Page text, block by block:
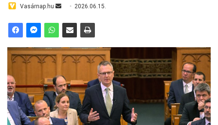
Vasárnap.hu
a
n
e
m
a
i
2026.06.15.